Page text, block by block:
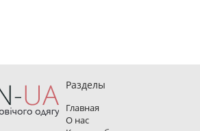
Разделы
Главная
О нас